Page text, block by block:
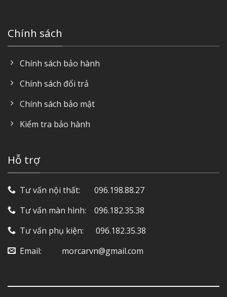
Chính sách
Chính sách bảo hành
Chính sách đổi trả
Chính sách bảo mật
Kiểm tra bảo hành
Hỗ trợ
Tư vấn nội thất: ‎ ‎ ‎ ‎ ‎ ‎ 096.198.88.27
Tư vấn màn hình: ‎ ‎ ‎ 096.182.35.38
Tư vấn phụ kiện: ‎ ‎ ‎ ‎‎ ‎ 096.182.35.38
Email: ‎ ‎ ‎ ‎ ‎ ‎ ‎ ‎ ‎ morcarvn@gmail.com